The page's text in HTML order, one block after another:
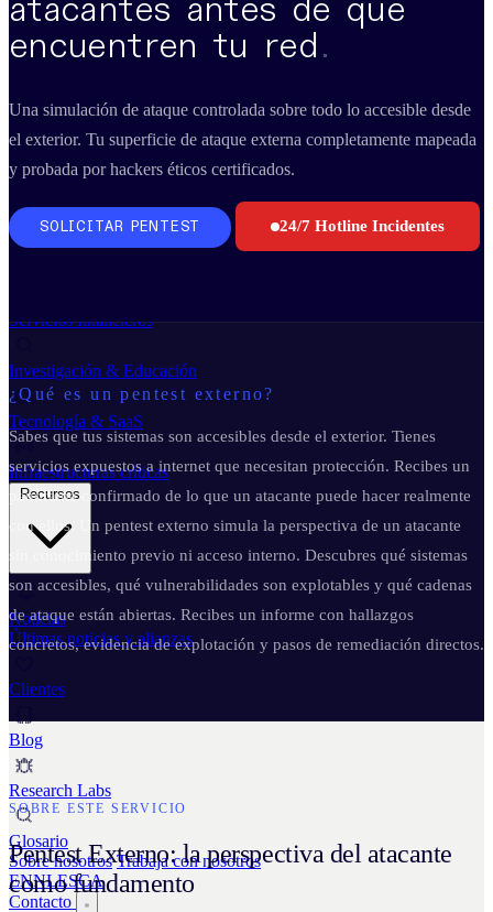
Business Continuity Services
Sectores
Industria & Manufactura
Administración pública
Servicios financieros
Investigación & Educación
Tecnología & SaaS
Infraestructuras críticas
Noticias
Últimas noticias y alianzas
Clientes
Blog
Research Labs
Glosario
Sobre nosotros Trabaja con nosotros
ENNLESCA
Contacto
atacantes antes de que
encuentren tu red .
Una simulación de ataque controlada sobre todo lo accesible desde
el exterior. Tu superficie de ataque externa completamente mapeada
y probada por hackers éticos certificados.
SOLICITAR PENTEST 24/7 Hotline Incidentes
¿Qué es un pentest externo?
Sabes que tus sistemas son accesibles desde el exterior. Tienes
servicios expuestos a internet que necesitan protección. Recibes un
panorama confirmado de lo que un atacante puede hacer realmente
con ellos. Un pentest externo simula la perspectiva de un atacante
sin conocimiento previo ni acceso interno. Descubres qué sistemas
son accesibles, qué vulnerabilidades son explotables y qué cadenas
de ataque están abiertas. Recibes un informe con hallazgos
concretos, evidencia de explotación y pasos de remediación directos.
SOBRE ESTE SERVICIO
Pentest Externo: la perspectiva del atacante
como fundamento